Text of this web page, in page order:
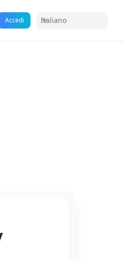
Accedi Italiano